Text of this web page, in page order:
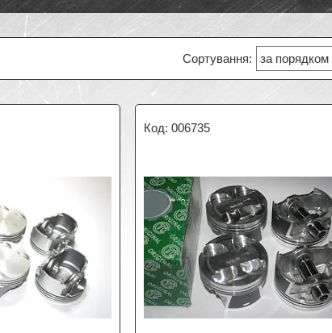
006735